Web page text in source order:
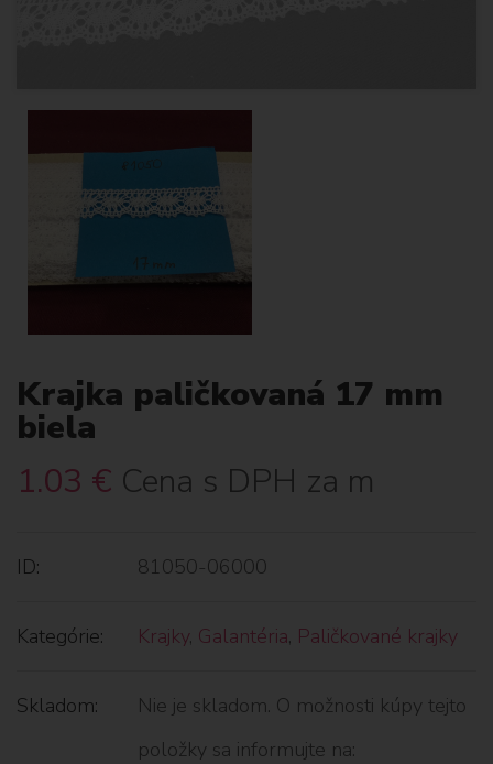
Krajka paličkovaná 17 mm
biela
1.03 € Cena s DPH za m
ID: 81050-06000
Kategórie: Krajky, Galantéria, Paličkované krajky
Skladom:
Nie je skladom. O možnosti kúpy tejto
položky sa informujte na: